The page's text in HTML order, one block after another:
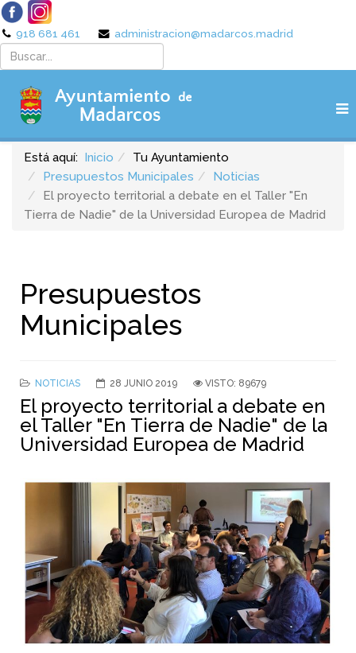
918 681 461 administracion@madarcos.madrid
Está aquí: Inicio
Tu Ayuntamiento
Presupuestos Municipales
Noticias
El proyecto territorial a debate en el Taller "En
Tierra de Nadie" de la Universidad Europea de Madrid
Presupuestos
Municipales
NOTICIAS 28 JUNIO 2019 VISTO: 89679
El proyecto territorial a debate en
el Taller "En Tierra de Nadie" de la
Universidad Europea de Madrid